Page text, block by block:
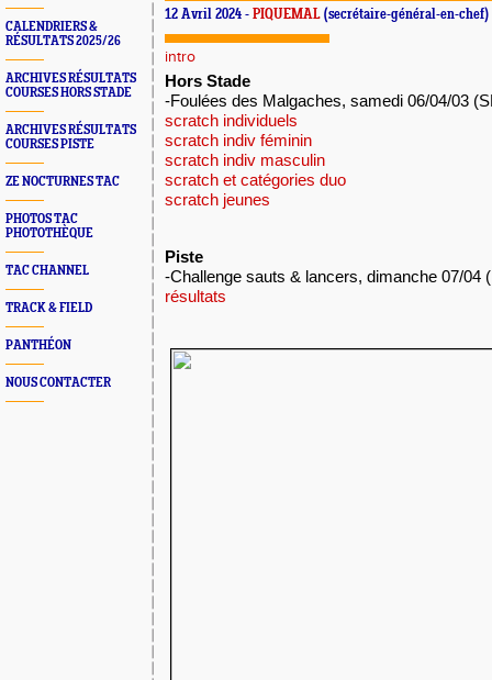
CALENDRIERS &
RÉSULTATS 2025/26
ARCHIVES RÉSULTATS
COURSES HORS STADE
ARCHIVES RÉSULTATS
COURSES PISTE
ZE NOCTURNES TAC
PHOTOS TAC
PHOTOTHÈQUE
TAC CHANNEL
TRACK & FIELD
PANTHÉON
NOUS CONTACTER
12 Avril 2024 - PIQUEMAL (secrétaire-général-en-chef)
intro
Hors Stade
-Foulées des Malgaches, samedi 06/04/03
scratch individuels
scratch indiv féminin
scratch indiv masculin
scratch et catégories duo
scratch jeunes
Piste
-Challenge sauts & lancers, dimanche 07/04
résultats